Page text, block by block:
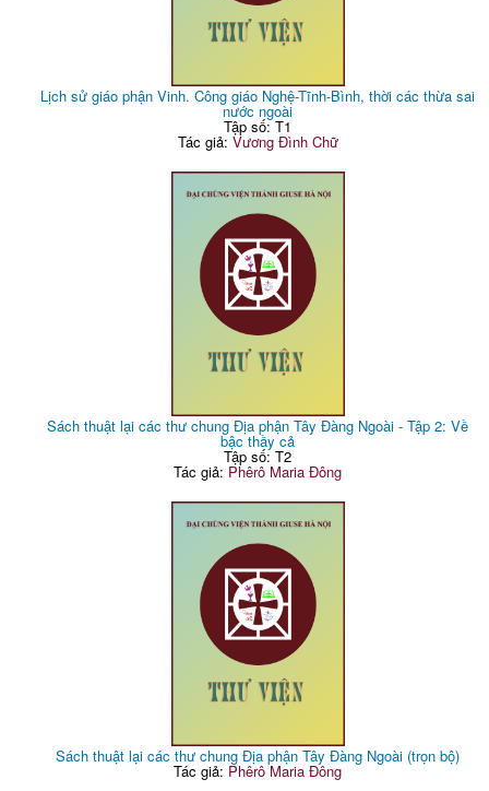
Lịch sử giáo phận Vinh. Công giáo Nghệ-Tĩnh-Bình, thời các thừa sai
nước ngoài
Tập số: T1
Tác giả: Vương Đình Chữ
Sách thuật lại các thư chung Địa phận Tây Đàng Ngoài - Tập 2: Về
bậc thầy cả
Tập số: T2
Tác giả: Phêrô Maria Đông
Sách thuật lại các thư chung Địa phận Tây Đàng Ngoài (trọn bộ)
Tác giả: Phêrô Maria Đông